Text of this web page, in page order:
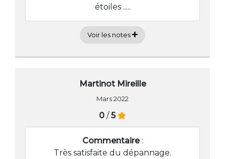
étoiles .....
Voir les notes
Martinot Mireille
Mars 2022
0 /5
Commentaire:
Très satisfaite du dépannage.